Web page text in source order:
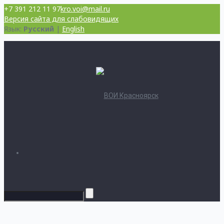
+7 391 212 11 97kro.voi@mail.ru
Версия сайта для слабовидящих
Язык: Русский | English